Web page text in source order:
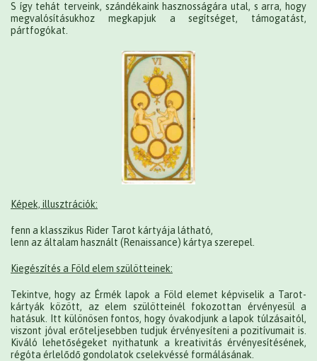
S így tehát terveink, szándékaink hasznosságára utal, s arra, hogy
megvalósításukhoz megkapjuk a segítséget, támogatást,
pártfogókat.
Képek, illusztrációk:
fenn a klasszikus Rider Tarot kártyája látható,
lenn az általam használt (Renaissance) kártya szerepel.
Kiegészítés a Föld elem szülötteinek:
Tekintve, hogy az Érmék lapok a Föld elemet képviselik a Tarot-
kártyák között, az elem szülötteinél fokozottan érvényesül a
hatásuk. Itt különösen fontos, hogy óvakodjunk a lapok túlzásaitól,
viszont jóval erőteljesebben tudjuk érvényesíteni a pozitívumait is.
Kiváló lehetőségeket nyithatunk a kreativitás érvényesítésének,
régóta érlelődő gondolatok cselekvéssé formálásának.